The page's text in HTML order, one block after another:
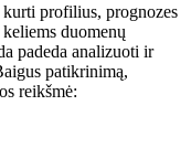
profilius, prognozes
duomenų
padeda analizuoti ir
patikrinimą,
reikšmė: